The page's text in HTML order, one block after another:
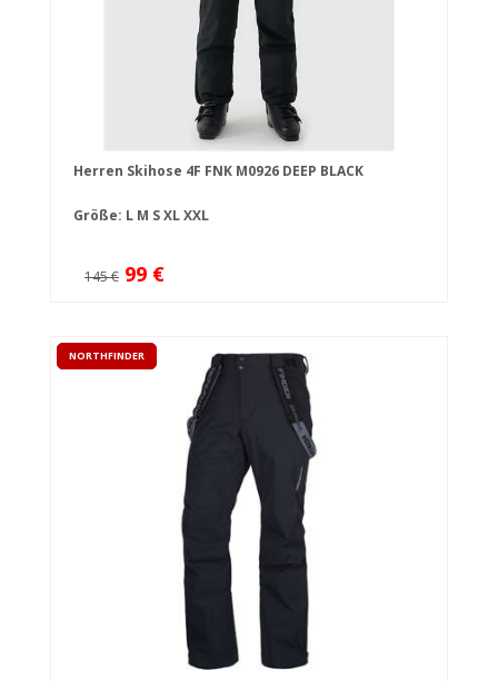
Herren Skihose 4F FNK M0926 DEEP BLACK
Größe: L M SXLXXL
145 € 99 €
NORTHFINDER